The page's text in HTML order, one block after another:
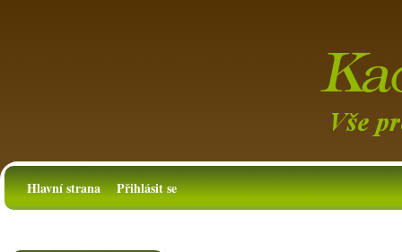
Hlavní strana Přihlásit se